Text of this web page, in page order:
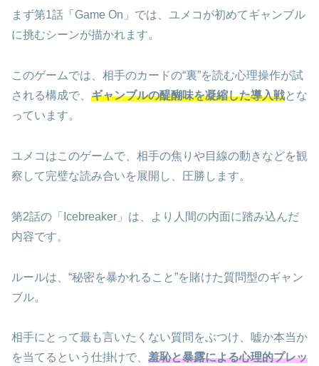
まず第1話「Game On」では、ユメコが初めてギャンブル
に挑むシーンが描かれます。
このゲームでは、相手のカードの“裏”を読む心理操作が試
される構成で、 ギャンブルの醍醐味を凝縮した導入戦とな
っています。
ユメコはこのゲームで、相手の焦りや目線の動きなどを観
察して完璧な読み合いを展開し、圧勝します。
第2話の「Icebreaker」は、より人間の内面に踏み込んだ
内容です。
ルールは、“秘密を暴かれること”を賭けた質問型のギャン
ブル。
相手にとって最も言いたくない質問をぶつけ、嘘か本当か
を当てるという仕掛けで、 羞恥と暴露による心理的プレッ